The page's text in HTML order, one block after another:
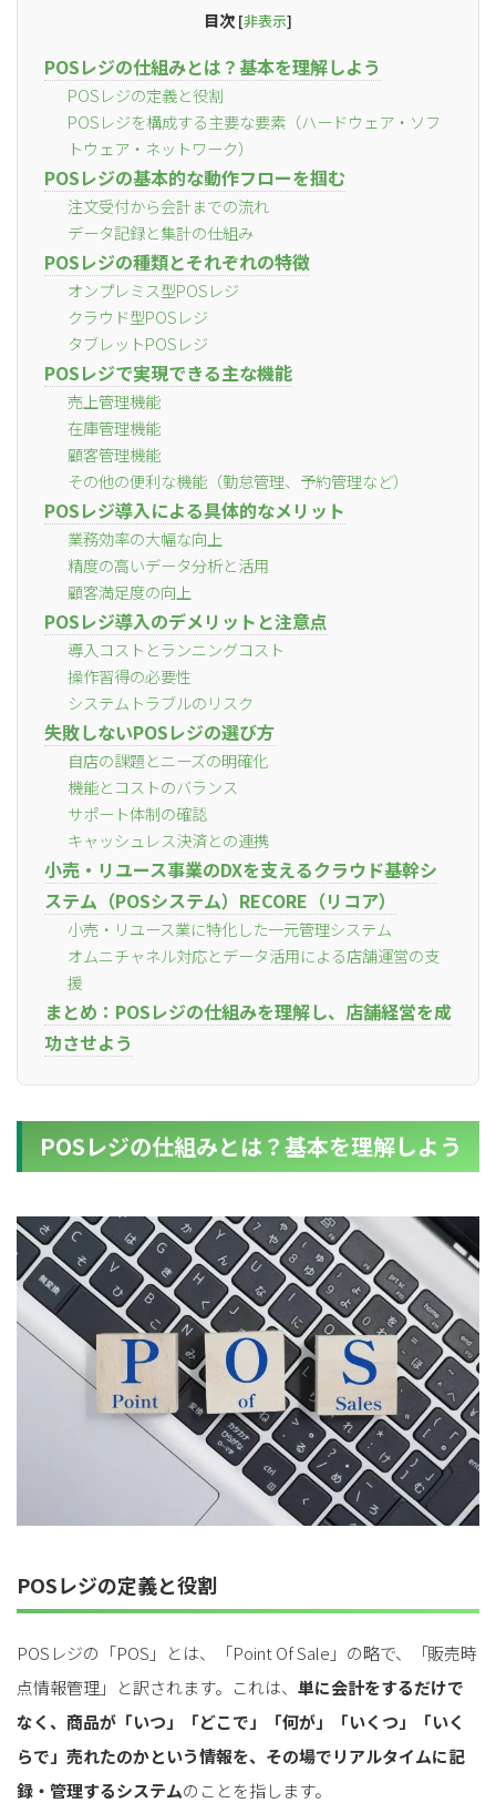
目次 [非表示]
POSレジの仕組みとは？基本を理解しよう
POSレジの定義と役割
POSレジを構成する主要な要素（ハードウェア・ソフ
トウェア・ネットワーク）
POSレジの基本的な動作フローを掴む
注文受付から会計までの流れ
データ記録と集計の仕組み
POSレジの種類とそれぞれの特徴
オンプレミス型POSレジ
クラウド型POSレジ
タブレットPOSレジ
POSレジで実現できる主な機能
売上管理機能
在庫管理機能
顧客管理機能
その他の便利な機能（勤怠管理、予約管理など）
POSレジ導入による具体的なメリット
業務効率の大幅な向上
精度の高いデータ分析と活用
顧客満足度の向上
POSレジ導入のデメリットと注意点
導入コストとランニングコスト
操作習得の必要性
システムトラブルのリスク
失敗しないPOSレジの選び方
自店の課題とニーズの明確化
機能とコストのバランス
サポート体制の確認
キャッシュレス決済との連携
小売・リユース事業のDXを支えるクラウド基幹シ
ステム（POSシステム）RECORE（リコア）
小売・リユース業に特化した一元管理システム
オムニチャネル対応とデータ活用による店舗運営の支
援
まとめ：POSレジの仕組みを理解し、店舗経営を成
功させよう
POSレジの仕組みとは？基本を理解しよう
POSレジの定義と役割
POSレジの「POS」とは、「Point Of Sale」の略で、「販売時
点情報管理」と訳されます。これは、 単に会計をするだけで
なく、商品が「いつ」「どこで」「何が」「いくつ」「いく
らで」売れたのかという情報を、その場でリアルタイムに記
録・管理するシステムのことを指します。